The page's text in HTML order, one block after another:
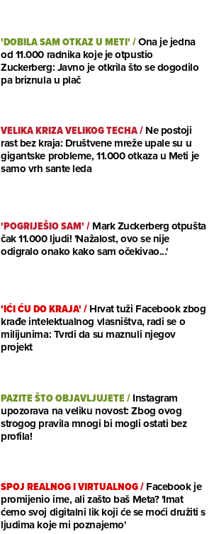
'DOBILA SAM OTKAZ U METI'/Ona je jedna
od 11.000 radnika koje je otpustio
Zuckerberg: Javno je otkrila što se dogodilo
pa briznula u plač
VELIKA KRIZA VELIKOG TECHA/Ne postoji
rast bez kraja: Društvene mreže upale su u
gigantske probleme, 11.000 otkaza u Meti je
samo vrh sante leda
'POGRIJEŠIO SAM'/Mark Zuckerberg otpušta
čak 11.000 ljudi! 'Nažalost, ovo se nije
odigralo onako kako sam očekivao...'
'IĆI ĆU DO KRAJA'/Hrvat tuži Facebook zbog
krađe intelektualnog vlasništva, radi se o
milijunima: Tvrdi da su maznuli njegov
projekt
PAZITE ŠTO OBJAVLJUJETE/Instagram
upozorava na veliku novost: Zbog ovog
strogog pravila mnogi bi mogli ostati bez
profila!
SPOJ REALNOG I VIRTUALNOG/Facebook je
promijenio ime, ali zašto baš Meta? 'Imat
ćemo svoj digitalni lik koji će se moći družiti s
ljudima koje mi poznajemo'